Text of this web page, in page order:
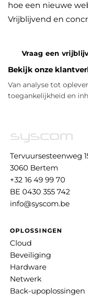
hoe een nieuwe
Vrijblijvend en
Vraag een
Bekijk onze
Van analyse tot
toegankelijkheid en
Tervuursesteenweg
3060 Bertem
+32 16 49 99 70
BE 0430 355 742
info@syscom.be
OPLOSSINGEN
Cloud
Beveiliging
Hardware
Netwerk
Back-upoplossingen